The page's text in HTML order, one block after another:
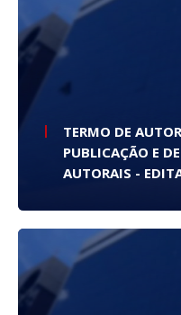
TERMO DE
PUBLICAÇÃO E
AUTORAIS -